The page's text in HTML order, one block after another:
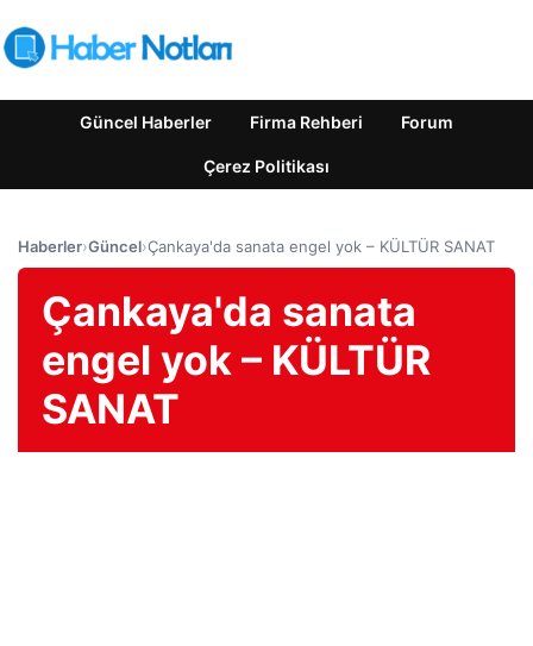
Güncel Haberler Firma Rehberi Forum
Çerez Politikası
Haberler›Güncel›Çankaya'da sanata engel yok – KÜLTÜR SANAT
Çankaya'da sanata
engel yok – KÜLTÜR
SANAT